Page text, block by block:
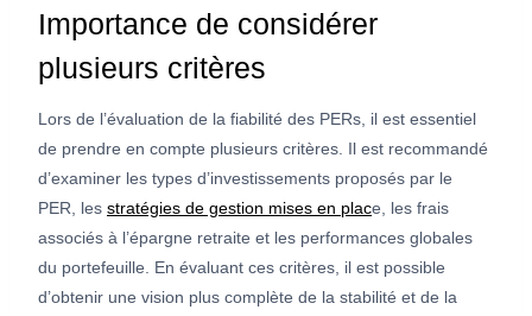
Importance de considérer
plusieurs critères
Lors de l’évaluation de la fiabilité des PERs, il est essentiel
de prendre en compte plusieurs critères. Il est recommandé
d’examiner les types d’investissements proposés par le
PER, les stratégies de gestion mises en place, les frais
associés à l’épargne retraite et les performances globales
du portefeuille. En évaluant ces critères, il est possible
d’obtenir une vision plus complète de la stabilité et de la